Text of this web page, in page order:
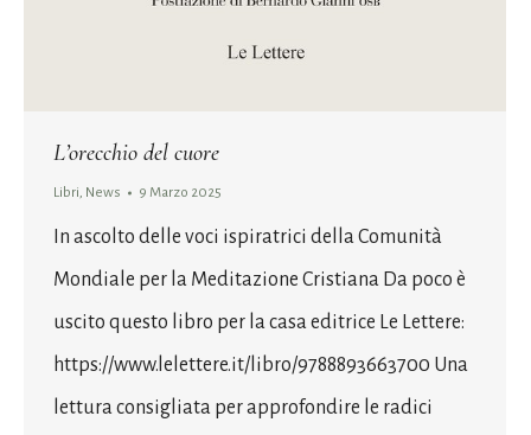
L’orecchio del cuore
Libri, News 9 Marzo 2025
In ascolto delle voci ispiratrici della Comunità
Mondiale per la Meditazione Cristiana Da poco è
uscito questo libro per la casa editrice Le Lettere:
https://www.lelettere.it/libro/9788893663700 Una
lettura consigliata per approfondire le radici